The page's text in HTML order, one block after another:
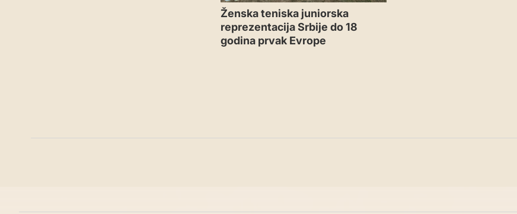
Ženska teniska juniorska
reprezentacija Srbije do 18
godina prvak Evrope